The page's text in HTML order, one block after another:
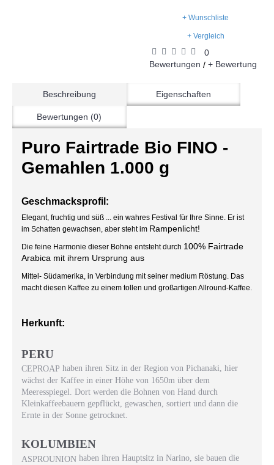
+ Wunschliste
+ Vergleich
0
Bewertungen / + Bewertung
Beschreibung Eigenschaften
Bewertungen (0)
Puro Fairtrade Bio FINO -
Gemahlen 1.000 g
Geschmacksprofil:
Elegant, fruchtig und süß ... ein wahres Festival für Ihre Sinne. Er ist
im Schatten gewachsen, aber steht im Rampenlicht!
Die feine Harmonie dieser Bohne entsteht durch 100% Fairtrade
Arabica mit ihrem Ursprung aus
Mittel- Südamerika, in Verbindung mit seiner medium Röstung. Das
macht diesen Kaffee zu einem tollen und großartigen Allround-Kaffee.
Herkunft:
PERU
CEPROAP haben ihren Sitz in der Region von Pichanaki, hier
wächst der Kaffee in einer Höhe von 1650m über dem
Meeresspiegel. Dort werden die Bohnen von Hand durch
Kleinkaffeebauern gepflückt, gewaschen, sortiert und dann die
Ernte in der Sonne getrocknet.
KOLUMBIEN
ASPROUNION haben ihren Hauptsitz in Narino, sie bauen die